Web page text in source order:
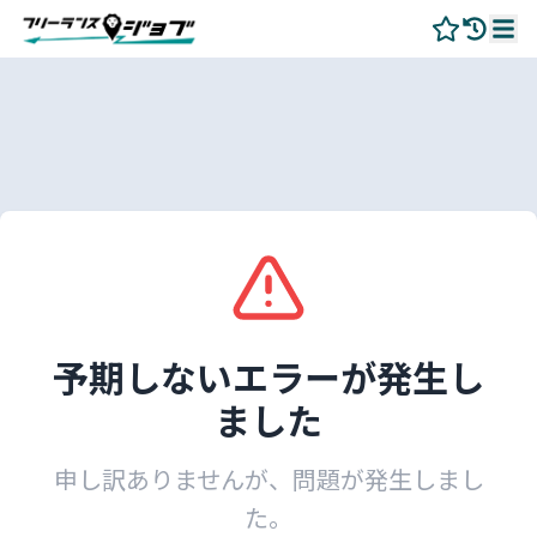
予期しないエラーが発生し
ました
申し訳ありませんが、問題が発生しまし
た。